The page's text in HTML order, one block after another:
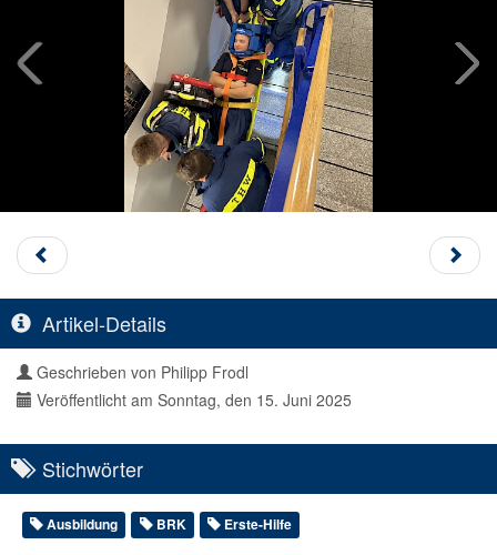
Artikel-Details
Geschrieben von Philipp Frodl
Veröffentlicht am Sonntag, den 15. Juni 2025
Stichwörter
Ausbildung BRK Erste-Hilfe